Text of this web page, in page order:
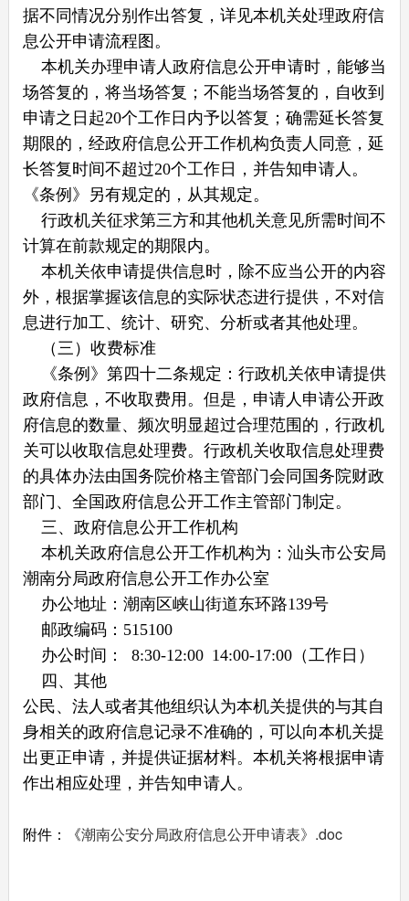
据不同情况分别作出答复，详见本机关处理政府信
息公开申请流程图。
本机关办理申请人政府信息公开申请时，能够当
场答复的，将当场答复；不能当场答复的，自收到
申请之日起20个工作日内予以答复；确需延长答复
期限的，经政府信息公开工作机构负责人同意，延
长答复时间不超过20个工作日，并告知申请人。
《条例》另有规定的，从其规定。
行政机关征求第三方和其他机关意见所需时间不
计算在前款规定的期限内。
本机关依申请提供信息时，除不应当公开的内容
外，根据掌握该信息的实际状态进行提供，不对信
息进行加工、统计、研究、分析或者其他处理。
（三）收费标准
《条例》第四十二条规定：行政机关依申请提供
政府信息，不收取费用。但是，申请人申请公开政
府信息的数量、频次明显超过合理范围的，行政机
关可以收取信息处理费。行政机关收取信息处理费
的具体办法由国务院价格主管部门会同国务院财政
部门、全国政府信息公开工作主管部门制定。
三、政府信息公开工作机构
本机关政府信息公开工作机构为： 汕头市公安局
潮南分局政府信息公开工作办公室
办公地址：潮南区峡山街道东环路139号
邮政编码：515100
办公时间： 8:30-12:00 14:00-17:00（工作日）
四、其他
公民、法人或者其他组织认为本机关提供的与其自
身相关的政府信息记录不准确的，可以向本机关提
出更正申请，并提供证据材料。本机关将根据申请
作出相应处理，并告知申请人。
附件：《潮南公安分局政府信息公开申请表》.doc